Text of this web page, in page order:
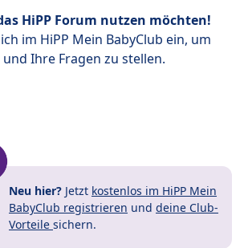
HiPP Forum nutzen möchten!
im HiPP Mein BabyClub ein, um
Ihre Fragen zu stellen.
Neu hier? Jetzt kostenlos im HiPP Mein
BabyClub registrieren und deine Club-
Vorteile sichern.